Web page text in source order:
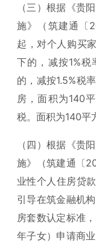
（三）根据《贵
施》（筑建通〔
起，对个人购买
下的，减按1%
的，减按1.5%税
房，面积为140
税。面积为140平
（四）根据《贵
施》（筑建通〔
业性个人住房贷
引导在筑金融机
房套数认定标准
年子女）申请商